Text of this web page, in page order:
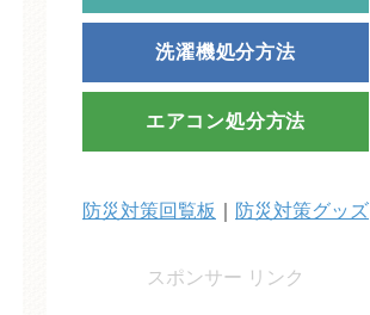
洗濯機処分方法
エアコン処分方法
防災対策回覧板 防災対策グッズ
スポンサー リンク